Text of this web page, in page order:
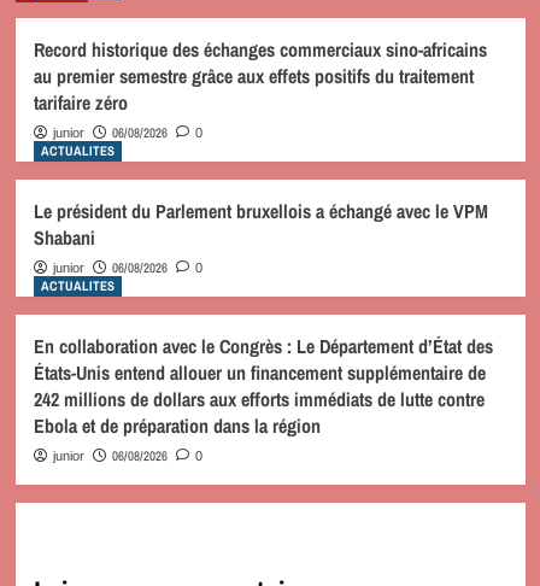
Record historique des échanges commerciaux sino-africains
au premier semestre grâce aux effets positifs du traitement
tarifaire zéro
junior 06/08/2026 0
ACTUALITES
Le président du Parlement bruxellois a échangé avec le VPM
Shabani
junior 06/08/2026 0
ACTUALITES
En collaboration avec le Congrès : Le Département d’État des
États-Unis entend allouer un financement supplémentaire de
242 millions de dollars aux efforts immédiats de lutte contre
Ebola et de préparation dans la région
junior 06/08/2026 0